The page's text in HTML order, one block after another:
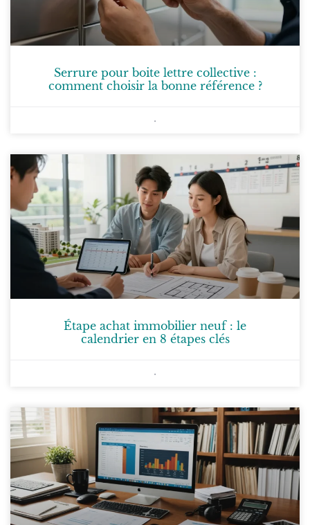
Serrure pour boite lettre collective :
comment choisir la bonne référence ?
Étape achat immobilier neuf : le
calendrier en 8 étapes clés